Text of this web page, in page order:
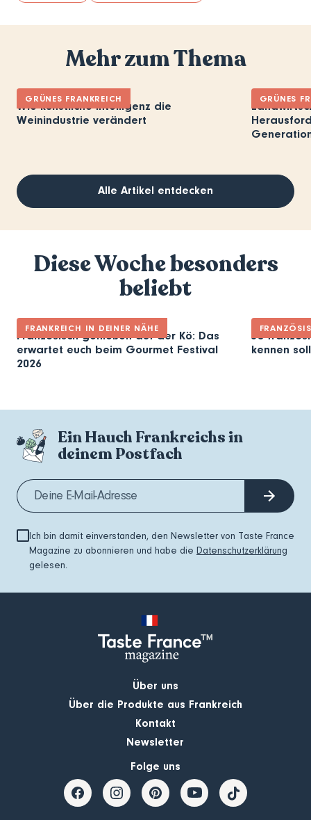
Mehr zum Thema
GRÜNES FRANKREICH
Wie künstliche Intelligenz die
Weinindustrie verändert
GRÜNES
Alle Artikel entdecken
Diese Woche besonders
beliebt
FRANKREICH IN DEINER NÄHE
Französisch genießen auf der Kö: Das
erwartet euch beim Gourmet Festival
2026
30
kennen
Ein Hauch Frankreichs in
deinem Postfach
Ich bin damit einverstanden, den Newsletter von Taste France
Magazine zu abonnieren und habe die Datenschutzerklärung
gelesen.
Über uns
Über die Produkte aus Frankreich
Kontakt
Newsletter
Folge uns